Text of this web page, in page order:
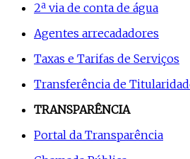
2ª via de conta de água
Agentes arrecadadores
Taxas e Tarifas de Serviços
Transferência de
TRANSPARÊNCIA
Portal da Transparência